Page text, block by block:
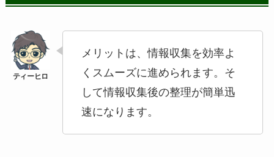
メリットは、情報収集を効率よ
くスムーズに進められます。そ
して情報収集後の整理が簡単迅
速になります。